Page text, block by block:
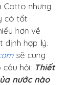
Cotto nhưng
có tốt
hơn về
định hợp lý.
sẽ cung
hỏi: Thiết
nước nào